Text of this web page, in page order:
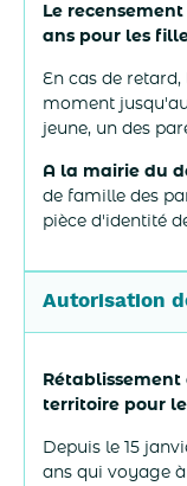
Le
ans pour les
En cas de
moment
jeune, un des
A la mairie du
de famille des
pièce d'identité
Autorisation
territoire pour
Depuis le 15
ans qui voyage